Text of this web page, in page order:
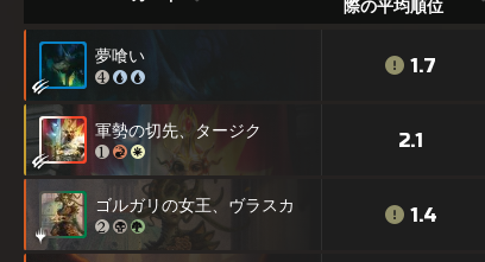
際の平均順位
夢喰い 1.7
軍勢の切先、タージク 2.1
ゴルガリの女王、ヴラスカ 1.4